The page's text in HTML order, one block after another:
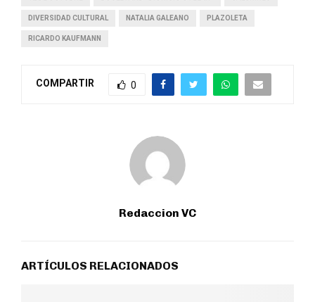
DIVERSIDAD CULTURAL NATALIA GALEANO PLAZOLETA
RICARDO KAUFMANN
COMPARTIR 0
Redaccion VC
ARTÍCULOS RELACIONADOS